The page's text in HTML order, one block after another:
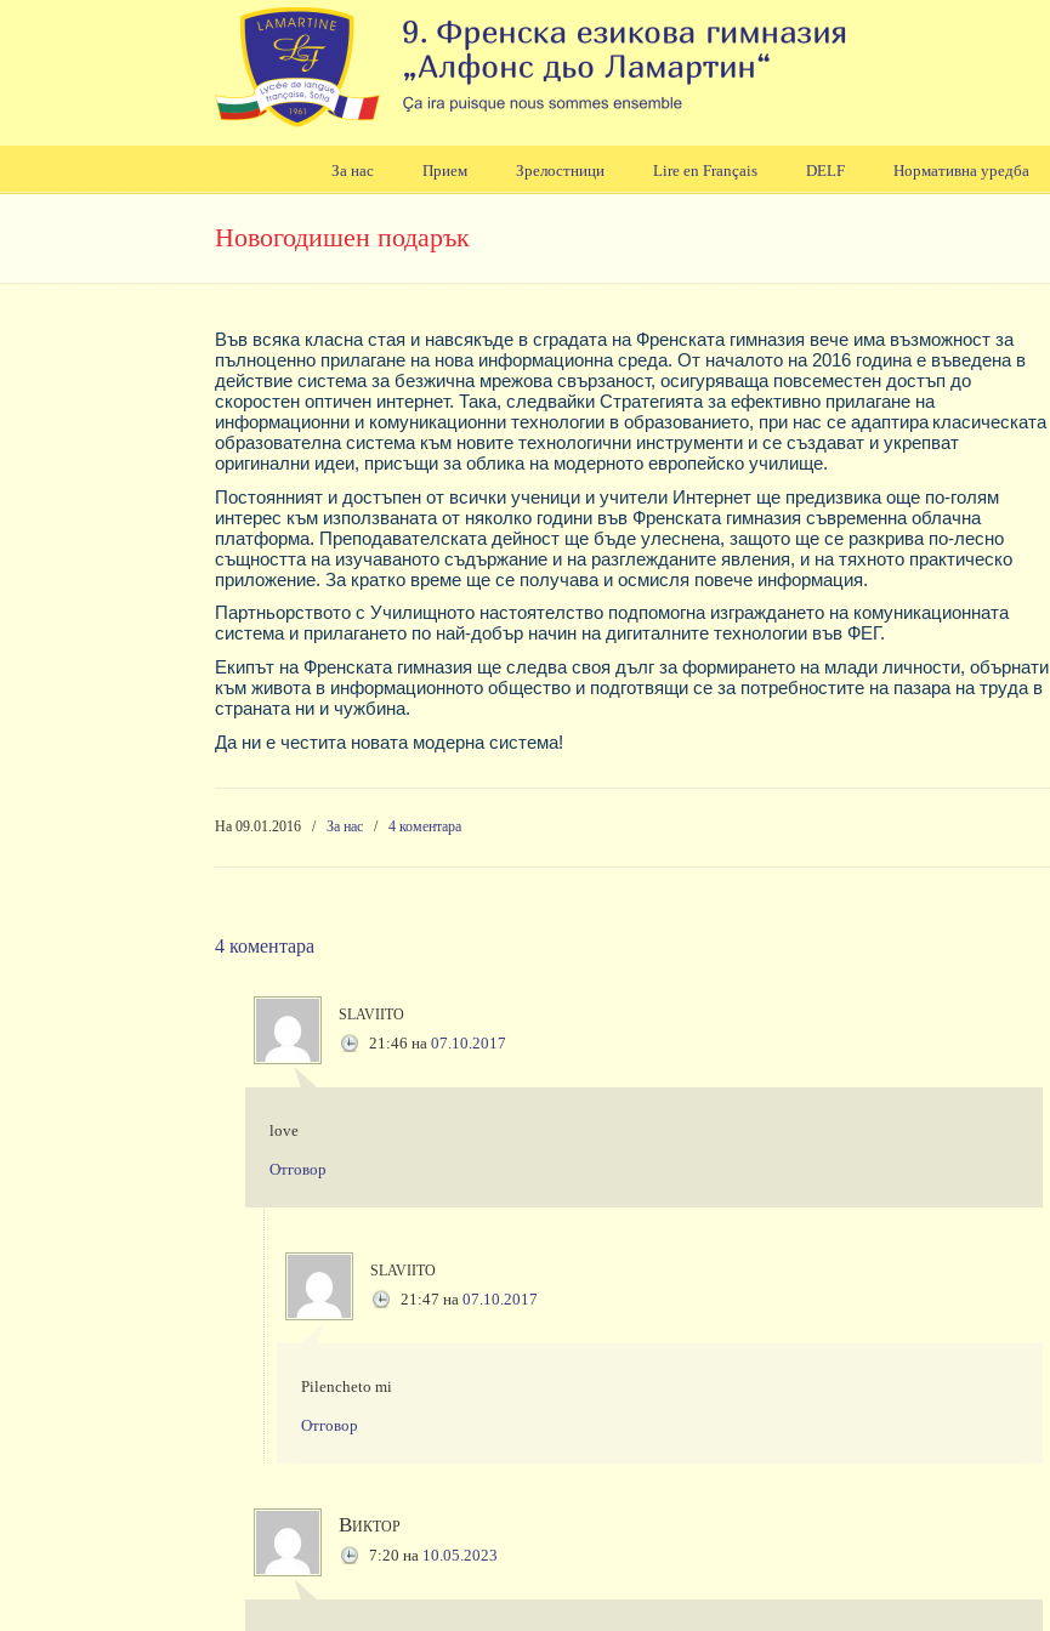
За нас Прием Зрелостници Lire en Français DELF Нормативна уредба
Навигация
Новогодишен подарък
Във всяка класна стая и навсякъде в сградата на Френската гимназия вече има възможност за
пълноценно прилагане на нова информационна среда. От началото на 2016 година е въведена в
действие система за безжична мрежова свързаност, осигуряваща повсеместен достъп до
скоростен оптичен интернет. Така, следвайки Стратегията за ефективно прилагане на
информационни и комуникационни технологии в образованието, при нас се адаптира класическата
образователна система към новите технологични инструменти и се създават и укрепват
оригинални идеи, присъщи за облика на модерното европейско училище.
Постоянният и достъпен от всички ученици и учители Интернет ще предизвика още по-голям
интерес към използваната от няколко години във Френската гимназия съвременна облачна
платформа. Преподавателската дейност ще бъде улеснена, защото ще се разкрива по-лесно
същността на изучаваното съдържание и на разглежданите явления, и на тяхното практическо
приложение. За кратко време ще се получава и осмисля повече информация.
Партньорството с Училищното настоятелство подпомогна изграждането на комуникационната
система и прилагането по най-добър начин на дигиталните технологии във ФЕГ.
Екипът на Френската гимназия ще следва своя дълг за формирането на млади личности, обърнати
към живота в информационното общество и подготвящи се за потребностите на пазара на труда в
страната ни и чужбина.
Да ни е честита новата модерна система!
На 09.01.2016 / За нас / 4 коментара
4 коментара
slaviito
21:46 на 07.10.2017
love
Отговор
slaviito
21:47 на 07.10.2017
Pilencheto mi
Отговор
Виктор
7:20 на 10.05.2023